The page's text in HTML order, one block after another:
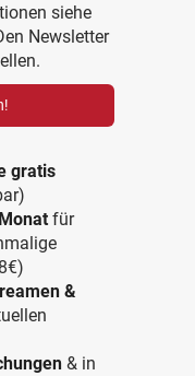
siehe
Newsletter
gratis
für
&
& in